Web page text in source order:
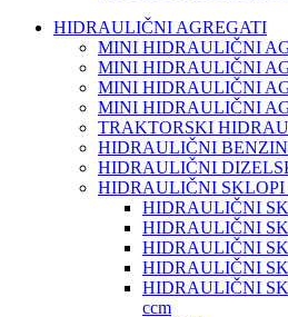
HIDRAULIČNI AGREGATI
MINI HIDRAULIČNI
MINI HIDRAULIČNI
MINI HIDRAULIČNI
MINI HIDRAULIČNI
TRAKTORSKI
HIDRAULIČNI
HIDRAULIČNI
HIDRAULIČNI SKLOPI
HIDRAULIČNI
HIDRAULIČNI
HIDRAULIČNI
HIDRAULIČNI
HIDRAULIČNI
ccm